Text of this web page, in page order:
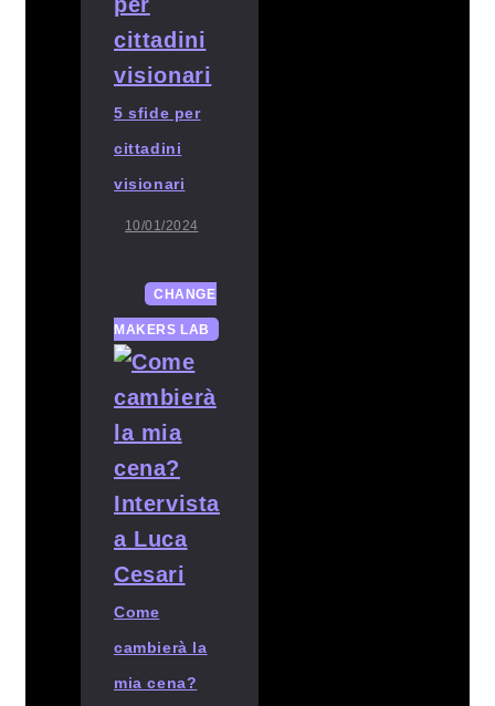
5 sfide per
cittadini
visionari
10/01/2024
CHANGE
MAKERS LAB
Come
cambierà la
mia cena?